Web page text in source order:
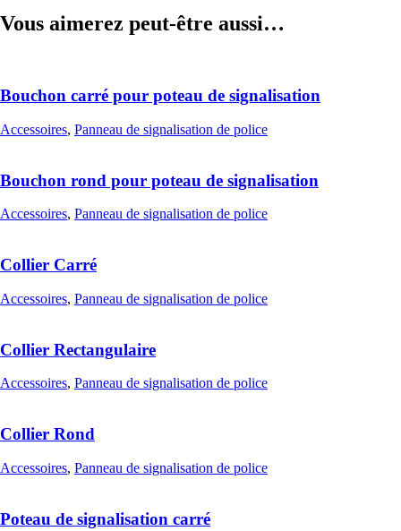
Vous aimerez peut-être aussi…
Bouchon carré pour poteau de signalisation
Accessoires, Panneau de signalisation de police
Bouchon rond pour poteau de signalisation
Accessoires, Panneau de signalisation de police
Collier Carré
Accessoires, Panneau de signalisation de police
Collier Rectangulaire
Accessoires, Panneau de signalisation de police
Collier Rond
Accessoires, Panneau de signalisation de police
Poteau de signalisation carré